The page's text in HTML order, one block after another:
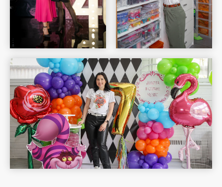
Шар Удачи на карте Москвы — Яндекс Карты